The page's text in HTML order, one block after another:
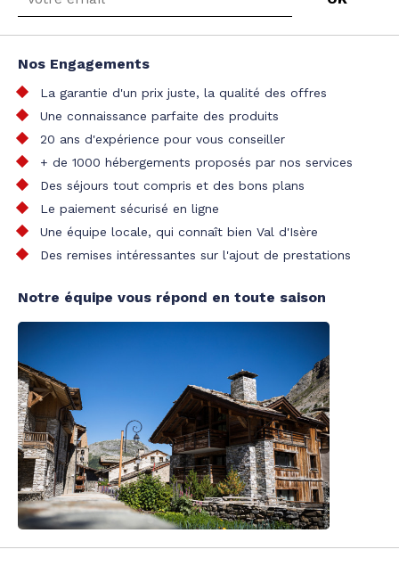
Nos Engagements
La garantie d'un prix juste, la qualité des offres
Une connaissance parfaite des produits
20 ans d'expérience pour vous conseiller
+ de 1000 hébergements proposés par nos services
Des séjours tout compris et des bons plans
Le paiement sécurisé en ligne
Une équipe locale, qui connaît bien Val d'Isère
Des remises intéressantes sur l'ajout de prestations
Notre équipe vous répond en toute saison